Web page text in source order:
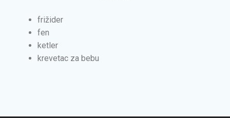
frižider
fen
ketler
krevetac za bebu